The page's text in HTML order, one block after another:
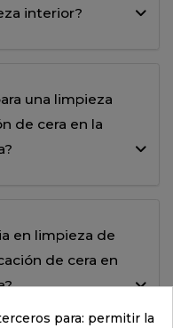
interior?
una limpieza
de cera en la
en limpieza de
de cera en
para: permitir la